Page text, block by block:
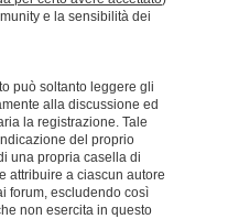
e la sensibilità dei
può soltanto leggere gli
alla discussione ed
la registrazione. Tale
del proprio
una propria casella di
attribuire a ciascun autore
forum, escludendo così
non esercita in questo